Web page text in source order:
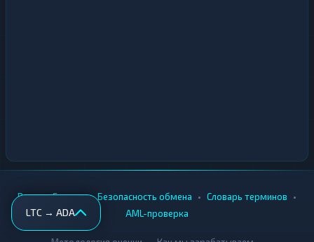
LTC → ADA
Вики • Города • Безопасность обмена • Словарь терминов •
AML-проверка